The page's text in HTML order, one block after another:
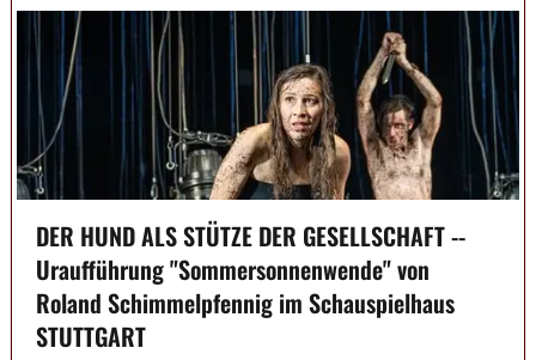
DER HUND ALS STÜTZE DER GESELLSCHAFT --
Uraufführung "Sommersonnenwende" von
Roland Schimmelpfennig im Schauspielhaus
STUTTGART